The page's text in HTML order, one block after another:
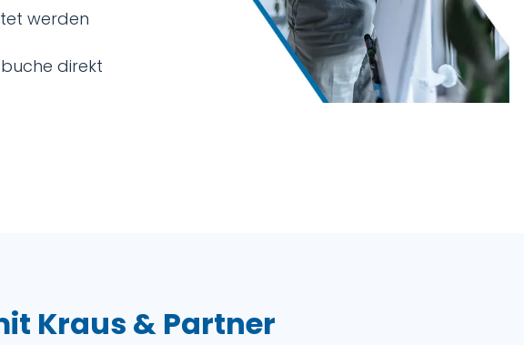
werden
direkt
Kraus & Partner